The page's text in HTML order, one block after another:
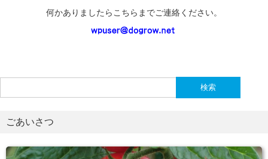
何かありましたらこちらまでご連絡ください。
索:
ごあいさつ